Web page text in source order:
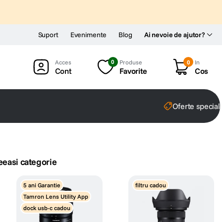
Ai nevoie de ajutor?
Suport Evenimente Blog
Cont
0 Produse
Favorite
0 In
Cos
Oferte
categorie
5 ani Garantie
Tamron Lens Utility App
dock usb-c cadou
filtru cadou